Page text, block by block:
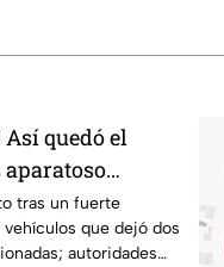
Así quedó el
lesionados
tras un fuerte
que dejó dos
autoridades